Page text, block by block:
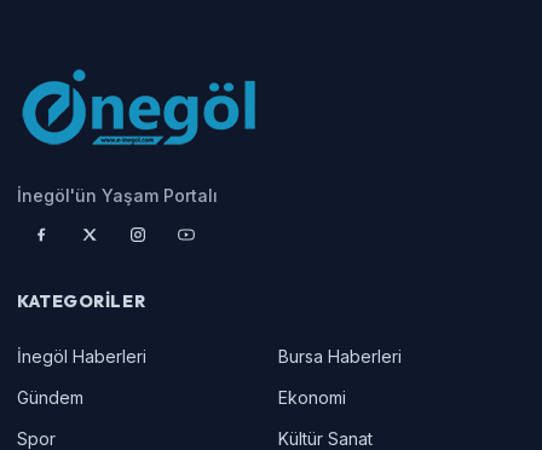
İnegöl'ün Yaşam Portalı
KATEGORILER
İnegöl Haberleri
Bursa Haberleri
Gündem
Ekonomi
Spor
Kültür Sanat